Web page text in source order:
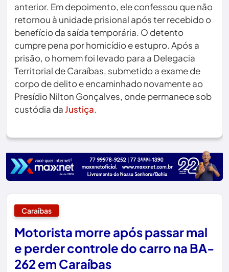
anterior. Em depoimento, ele confessou que não
retornou à unidade prisional após ter recebido o
benefício da saída temporária. O detento
cumpre pena por homicídio e estupro. Após a
prisão, o homem foi levado para a Delegacia
Territorial de Caraíbas, submetido a exame de
corpo de delito e encaminhado novamente ao
Presídio Nilton Gonçalves, onde permanece sob
custódia daJustiça.
Caraíbas
Motorista morre após passar mal
e perder controle do carro na BA-
262 em Caraíbas